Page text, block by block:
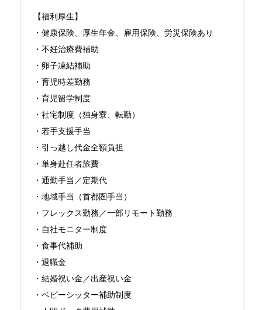
【福利厚生】
・健康保険、厚生年金、雇用保険、労災保険あり
・不妊治療費補助
・卵子凍結補助
・育児時差勤務
・育児留学制度
・社宅制度（独身寮、転勤）
・若手支援手当
・引っ越し代金全額負担
・単身赴任者旅費
・通勤手当／定期代
・地域手当（首都圏手当）
・フレックス勤務／一部リモート勤務
・自社モニター制度
・食事代補助
・退職金
・結婚祝い金／出産祝い金
・ベビーシッター補助制度